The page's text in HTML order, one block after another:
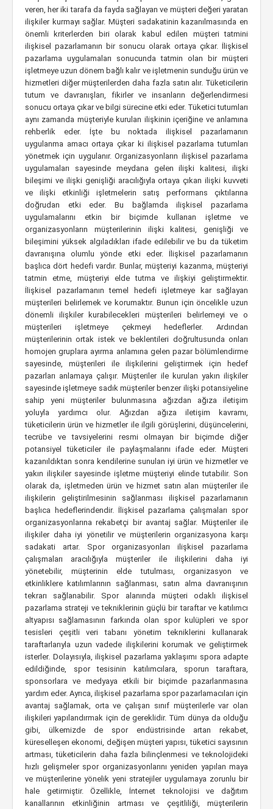
veren, her iki tarafa da fayda sağlayan ve müşteri değeri yaratan
ilişkiler kurmayı sağlar. Müşteri sadakatinin kazanılmasında en
önemli kriterlerden biri olarak kabul edilen müşteri tatmini
ilişkisel pazarlamanın bir sonucu olarak ortaya çıkar. İlişkisel
pazarlama uygulamaları sonucunda tatmin olan bir müşteri
işletmeye uzun dönem bağlı kalır ve işletmenin sunduğu ürün ve
hizmetleri diğer müşterilerden daha fazla satın alır. Tüketicilerin
tutum ve davranışları, fikirler ve insanların değerlendirmesi
sonucu ortaya çıkar ve bilgi sürecine etki eder. Tüketici tutumları
aynı zamanda müşteriyle kurulan ilişkinin içeriğine ve anlamına
rehberlik eder. İşte bu noktada ilişkisel pazarlamanın
uygulanma amacı ortaya çıkar ki ilişkisel pazarlama tutumları
yönetmek için uygulanır. Organizasyonların ilişkisel pazarlama
uygulamaları sayesinde meydana gelen ilişki kalitesi, ilişki
bileşimi ve ilişki genişliği aracılığıyla ortaya çıkan ilişki kuvveti
ve ilişki etkinliği işletmelerin satış performans çıktılarına
doğrudan etki eder. Bu bağlamda ilişkisel pazarlama
uygulamalarını etkin bir biçimde kullanan işletme ve
organizasyonların müşterilerinin ilişki kalitesi, genişliği ve
bileşimini yüksek algıladıkları ifade edilebilir ve bu da tüketim
davranışına olumlu yönde etki eder. İlişkisel pazarlamanın
başlıca dört hedefi vardır. Bunlar, müşteriyi kazanma, müşteriyi
tatmin etme, müşteriyi elde tutma ve ilişkiyi geliştirmektir.
İlişkisel pazarlamanın temel hedefi işletmeye kar sağlayan
müşterileri belirlemek ve korumaktır. Bunun için öncelikle uzun
dönemli ilişkiler kurabilecekleri müşterileri belirlemeyi ve o
müşterileri işletmeye çekmeyi hedeflerler. Ardından
müşterilerinin ortak istek ve beklentileri doğrultusunda onları
homojen gruplara ayırma anlamına gelen pazar bölümlendirme
sayesinde, müşterileri ile ilişkilerini geliştirmek için hedef
pazarları anlamaya çalışır. Müşteriler ile kurulan yakın ilişkiler
sayesinde işletmeye sadık müşteriler benzer ilişki potansiyeline
sahip yeni müşteriler bulunmasına ağızdan ağıza iletişim
yoluyla yardımcı olur. Ağızdan ağıza iletişim kavramı,
tüketicilerin ürün ve hizmetler ile ilgili görüşlerini, düşüncelerini,
tecrübe ve tavsiyelerini resmi olmayan bir biçimde diğer
potansiyel tüketiciler ile paylaşmalarını ifade eder. Müşteri
kazanıldıktan sonra kendilerine sunulan iyi ürün ve hizmetler ve
yakın ilişkiler sayesinde işletme müşteriyi elinde tutabilir. Son
olarak da, işletmeden ürün ve hizmet satın alan müşteriler ile
ilişkilerin geliştirilmesinin sağlanması ilişkisel pazarlamanın
başlıca hedeflerindendir. İlişkisel pazarlama çalışmaları spor
organizasyonlarına rekabetçi bir avantaj sağlar. Müşteriler ile
ilişkiler daha iyi yönetilir ve müşterilerin organizasyona karşı
sadakati artar. Spor organizasyonları ilişkisel pazarlama
çalışmaları aracılığıyla müşteriler ile ilişkilerini daha iyi
yönetebilir, müşterinin elde tutulması, organizasyon ve
etkinliklere katılımlarının sağlanması, satın alma davranışının
tekrarı sağlanabilir. Spor alanında müşteri odaklı ilişkisel
pazarlama strateji ve tekniklerinin güçlü bir taraftar ve katılımcı
altyapısı sağlamasının farkında olan spor kulüpleri ve spor
tesisleri çeşitli veri tabanı yönetim tekniklerini kullanarak
taraftarlarıyla uzun vadede ilişkilerini korumak ve geliştirmek
isterler. Dolayısıyla, ilişkisel pazarlama yaklaşımı spora adapte
edildiğinde, spor tesisinin katılımcılara, sporun taraftara,
sponsorlara ve medyaya etkili bir biçimde pazarlanmasına
yardım eder. Ayrıca, ilişkisel pazarlama spor pazarlamacıları için
avantaj sağlamak, orta ve çalışan sınıf müşterilerle var olan
ilişkileri yapılandırmak için de gereklidir. Tüm dünya da olduğu
gibi, ülkemizde de spor endüstrisinde artan rekabet,
küreselleşen ekonomi, değişen müşteri yapısı, tüketici sayısının
artması, tüketicilerin daha fazla bilinçlenmesi ve teknolojideki
hızlı gelişmeler spor organizasyonlarını yeniden yapılan maya
ve müşterilerine yönelik yeni stratejiler uygulamaya zorunlu bir
hale getirmiştir. Özellikle, İnternet teknolojisi ve dağıtım
kanallarının etkinliğinin artması ve çeşitliliği, müşterilerin